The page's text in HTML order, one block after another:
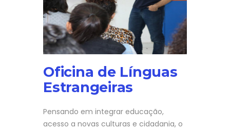
Oficina de Línguas
Estrangeiras
Pensando em integrar educação,
acesso a novas culturas e cidadania, o